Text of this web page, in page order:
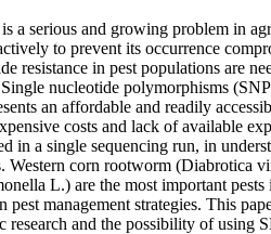
is a serious and growing problem in
to prevent its occurrence
resistance in pest populations are
nucleotide polymorphisms
an affordable and readily
costs and lack of available
in a single sequencing run, in
Western corn rootworm (Diabrotica
L.) are the most important
pest management strategies. This
research and the possibility of using